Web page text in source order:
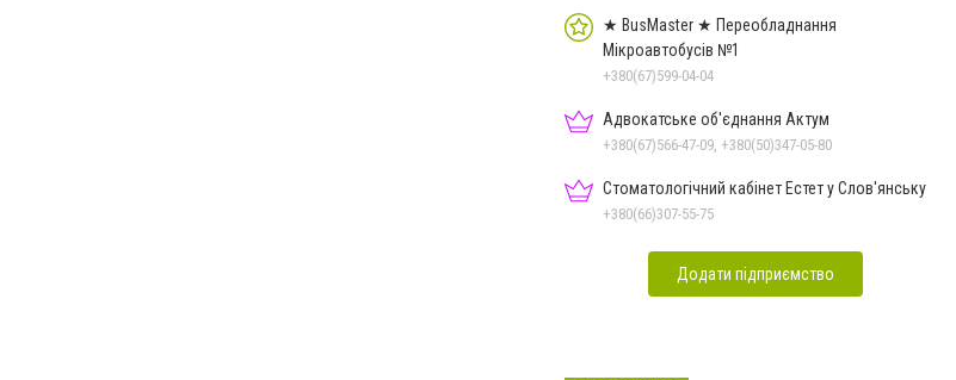
★ BusMaster ★ Переобладнання
Мікроавтобусів №1
+380(67)599-04-04
Адвокатське об'єднання Актум
+380(67)566-47-09, +380(50)347-05-80
Стоматологічний кабінет Естет у Слов'янську
+380(66)307-55-75
Додати підприємство